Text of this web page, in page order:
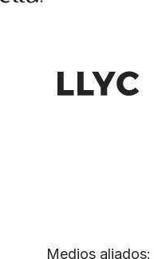
Medios aliados: